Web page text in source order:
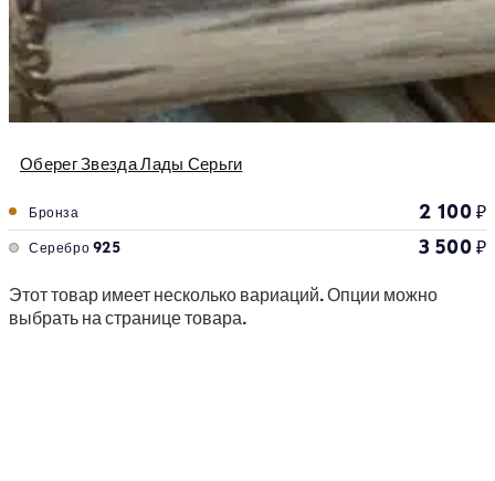
Оберег Звезда Лады Серьги
Бронза 2 100₽
Серебро 925 3 500₽
Этот товар имеет несколько вариаций. Опции можно
выбрать на странице товара.